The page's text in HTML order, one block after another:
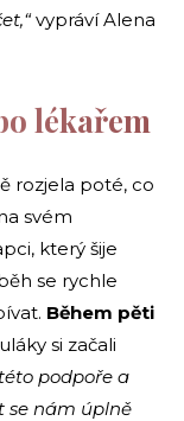
vypráví Alena
lékařem
rozjela poté, co
svém
který šije
se rychle
Během pěti
si začali
podpoře a
se nám úplně